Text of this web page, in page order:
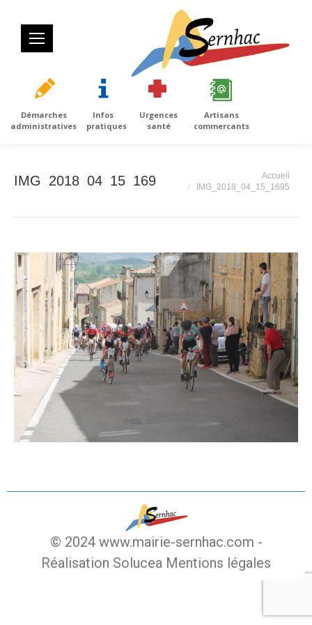
Démarches
administratives
Infos
pratiques
Urgences
santé
Artisans
commercants
IMG_2018_04_15_1695Vous êtes ici :
Accueil
IMG_2018_04_15_1695
© 2024 www.mairie-sernhac.com -
Réalisation Solucea Mentions légales